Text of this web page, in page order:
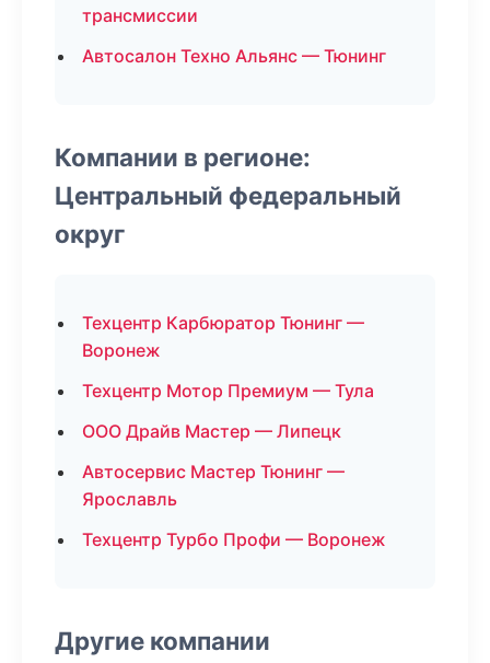
трансмиссии
Автосалон Техно Альянс — Тюнинг
Компании в регионе:
Центральный федеральный
округ
Техцентр Карбюратор Тюнинг —
Воронеж
Техцентр Мотор Премиум — Тула
ООО Драйв Мастер — Липецк
Автосервис Мастер Тюнинг —
Ярославль
Техцентр Турбо Профи — Воронеж
Другие компании